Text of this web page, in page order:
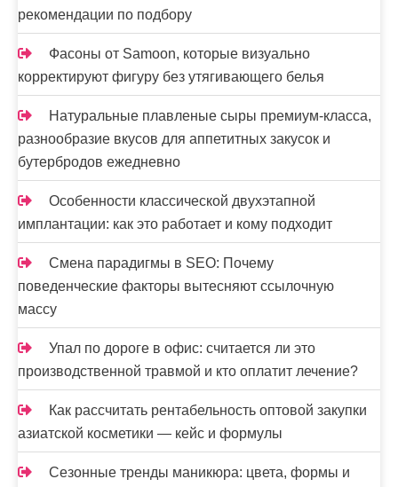
рекомендации по подбору
Фасоны от Samoon, которые визуально
корректируют фигуру без утягивающего белья
Натуральные плавленые сыры премиум-класса,
разнообразие вкусов для аппетитных закусок и
бутербродов ежедневно
Особенности классической двухэтапной
имплантации: как это работает и кому подходит
Смена парадигмы в SEO: Почему
поведенческие факторы вытесняют ссылочную
массу
Упал по дороге в офис: считается ли это
производственной травмой и кто оплатит лечение?
Как рассчитать рентабельность оптовой закупки
азиатской косметики — кейс и формулы
Сезонные тренды маникюра: цвета, формы и